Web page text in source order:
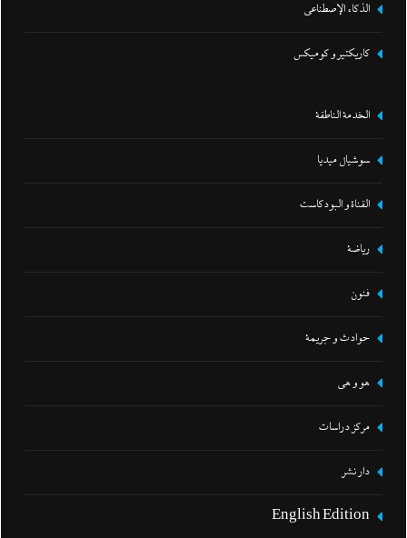
الذكاء الإصطناعي
كاريكتير و كوميكس
الخدمة الناطقة
سوشيال ميديا
القناة و البودكاست
رياضة
فنون
حوادث و جريمة
هو و هي
مركز دراسات
دار نشر
English Edition